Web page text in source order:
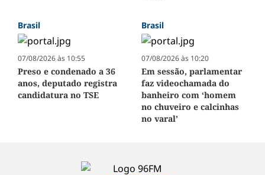
Brasil
07/08/2026 às 10:55
Preso e condenado a 36
anos, deputado registra
candidatura no TSE
Brasil
07/08/2026 às 10:20
Em sessão, parlamentar
faz videochamada do
banheiro com ‘homem
no chuveiro e calcinhas
no varal’